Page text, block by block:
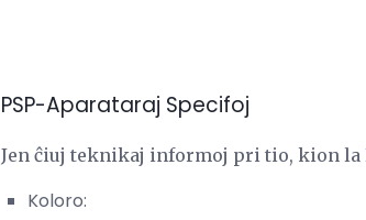
PSP-Aparataraj Specifoj
Jen ĉiuj teknikaj informoj pri tio, kion la
Koloro: